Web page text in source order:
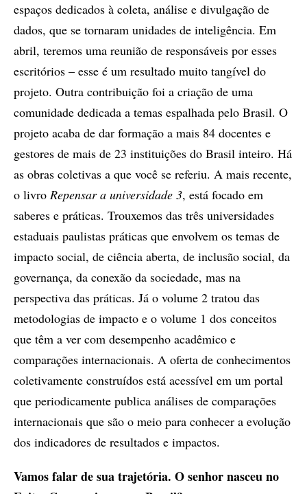
espaços dedicados à coleta, análise e divulgação de
dados, que se tornaram unidades de inteligência. Em
abril, teremos uma reunião de responsáveis por esses
escritórios – esse é um resultado muito tangível do
projeto. Outra contribuição foi a criação de uma
comunidade dedicada a temas espalhada pelo Brasil. O
projeto acaba de dar formação a mais 84 docentes e
gestores de mais de 23 instituições do Brasil inteiro. Há
as obras coletivas a que você se referiu. A mais recente,
o livro Repensar a universidade 3, está focado em
saberes e práticas. Trouxemos das três universidades
estaduais paulistas práticas que envolvem os temas de
impacto social, de ciência aberta, de inclusão social, da
governança, da conexão da sociedade, mas na
perspectiva das práticas. Já o volume 2 tratou das
metodologias de impacto e o volume 1 dos conceitos
que têm a ver com desempenho acadêmico e
comparações internacionais. A oferta de conhecimentos
coletivamente construídos está acessível em um portal
que periodicamente publica análises de comparações
internacionais que são o meio para conhecer a evolução
dos indicadores de resultados e impactos.
Vamos falar de sua trajetória. O senhor nasceu no